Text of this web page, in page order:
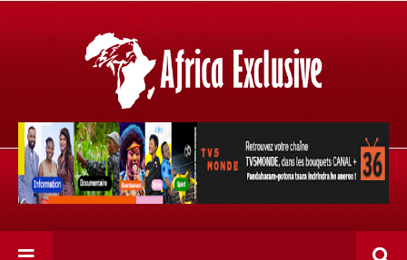
Retrouvez votre chaîne @TV5MONDE, dans les bouquets
CANAL+ 36 . Fandaharam-potoana tsara indrindra ho
anareo!